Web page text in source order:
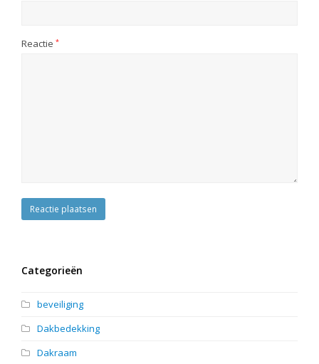
Reactie *
Categorieën
beveiliging
Dakbedekking
Dakraam